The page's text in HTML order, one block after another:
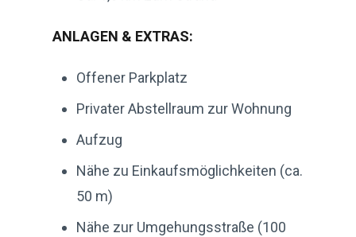
ANLAGEN & EXTRAS:
Offener Parkplatz
Privater Abstellraum zur Wohnung
Aufzug
Nähe zu Einkaufsmöglichkeiten (ca.
50 m)
Nähe zur Umgehungsstraße (100